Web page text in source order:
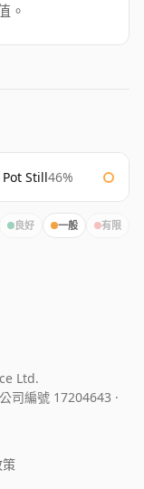
。
Still46%
良好 一般 有限
Ltd.
公司編號 17204643 ·
策